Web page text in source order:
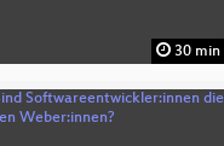
30 min